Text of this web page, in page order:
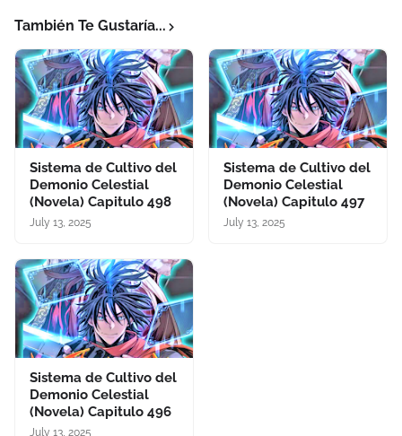
También Te Gustaría...
Sistema de Cultivo del
Demonio Celestial
(Novela) Capitulo 498
July 13, 2025
Sistema de Cultivo del
Demonio Celestial
(Novela) Capitulo 497
July 13, 2025
Sistema de Cultivo del
Demonio Celestial
(Novela) Capitulo 496
July 13, 2025